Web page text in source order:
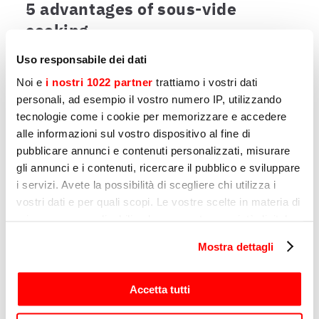
Uso responsabile dei dati
Noi e i nostri 1022 partner trattiamo i vostri dati
personali, ad esempio il vostro numero IP, utilizzando
tecnologie come i cookie per memorizzare e accedere
alle informazioni sul vostro dispositivo al fine di
pubblicare annunci e contenuti personalizzati, misurare
gli annunci e i contenuti, ricercare il pubblico e sviluppare
i servizi. Avete la possibilità di scegliere chi utilizza i
vostri dati e per quali scopi. Le vostre scelte in materia di
modificare o revocare il proprio consenso in qualsiasi
momento dalla Dichiarazione sui cookie o facendo clic
sull'icona di attivazione della privacy.
Mostra dettagli
Accetta tutti
5 advantages of sous-vide
cooking
From saving to enhancing aromas
Другие товары, которые могут
вас заинтересовать
1 из
SOFTCOOKER XP SR